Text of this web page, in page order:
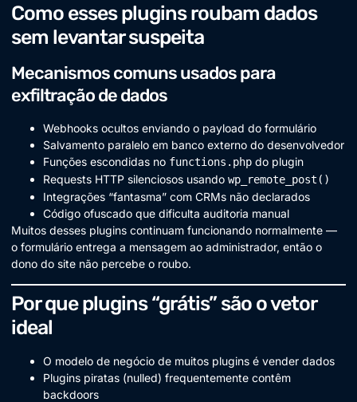
Como esses plugins roubam dados
sem levantar suspeita
Mecanismos comuns usados para
exfiltração de dados
Webhooks ocultos enviando o payload do formulário
Salvamento paralelo em banco externo do desenvolvedor
Funções escondidas no functions.php do plugin
Requests HTTP silenciosos usando wp_remote_post()
Integrações “fantasma” com CRMs não declarados
Código ofuscado que dificulta auditoria manual
Muitos desses plugins continuam funcionando normalmente —
o formulário entrega a mensagem ao administrador, então o
dono do site não percebe o roubo.
Por que plugins “grátis” são o vetor
ideal
O modelo de negócio de muitos plugins é vender dados
Plugins piratas (nulled) frequentemente contêm
backdoors